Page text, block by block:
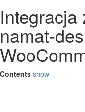
Integracja
namat-
Contents show